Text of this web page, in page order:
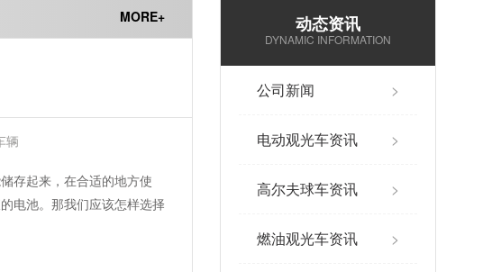
MORE+
辆
存起来，在合适的地方使
电池。那我们应该怎样选择
动态资讯
DYNAMIC INFORMATION
公司新闻 >
电动观光车资讯 >
高尔夫球车资讯 >
燃油观光车资讯 >